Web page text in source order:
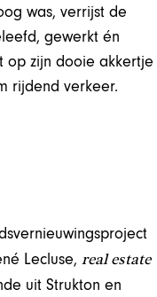
was, verrijst de
gewerkt én
op zijn dooie akkertje
rijdend verkeer.
Lecluse,real estate
uit Strukton en